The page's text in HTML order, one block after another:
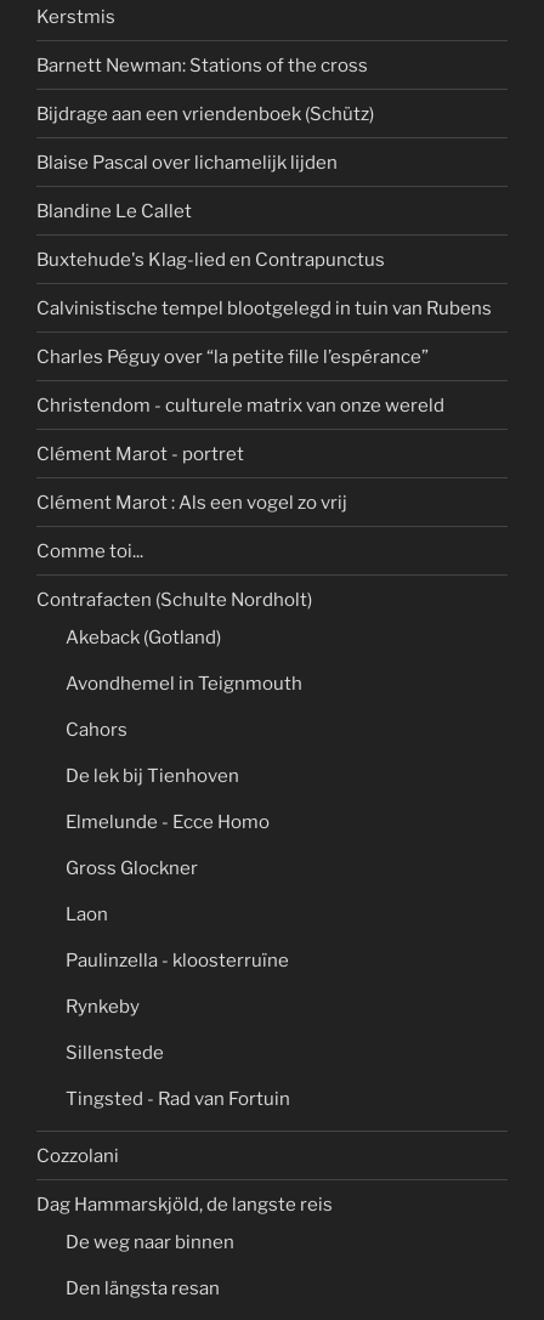
Kerstmis
Barnett Newman: Stations of the cross
Bijdrage aan een vriendenboek (Schütz)
Blaise Pascal over lichamelijk lijden
Blandine Le Callet
Buxtehude's Klag-lied en Contrapunctus
Calvinistische tempel blootgelegd in tuin van Rubens
Charles Péguy over “la petite fille l’espérance”
Christendom - culturele matrix van onze wereld
Clément Marot - portret
Clément Marot : Als een vogel zo vrij
Comme toi...
Contrafacten (Schulte Nordholt)
Akeback (Gotland)
Avondhemel in Teignmouth
Cahors
De lek bij Tienhoven
Elmelunde - Ecce Homo
Gross Glockner
Laon
Paulinzella - kloosterruïne
Rynkeby
Sillenstede
Tingsted - Rad van Fortuin
Cozzolani
Dag Hammarskjöld, de langste reis
De weg naar binnen
Den längsta resan